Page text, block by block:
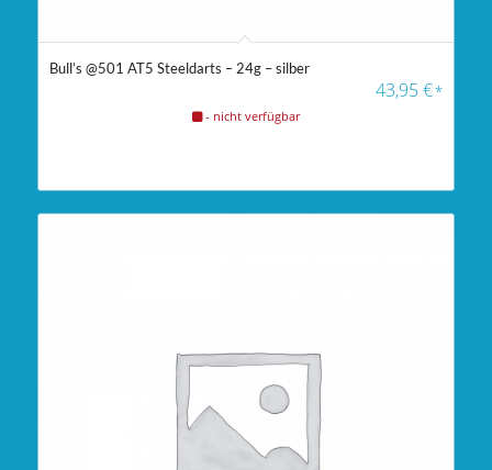
Bull’s @501 AT5 Steeldarts – 24g – silber
43,95€*
- nicht verfügbar